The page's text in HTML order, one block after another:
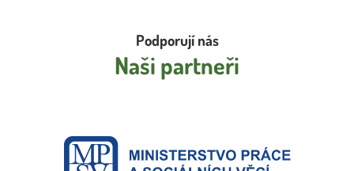
Podporují nás
Naši partneři